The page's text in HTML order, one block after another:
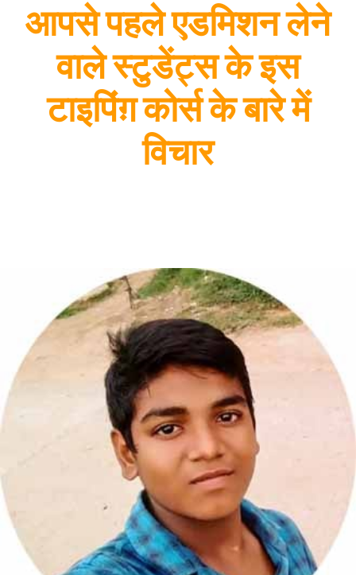
आपसे पहले एडमिशन लेने
वाले स्टुडेंट्स के इस
टाइपिंग़ कोर्स के बारे में
विचार